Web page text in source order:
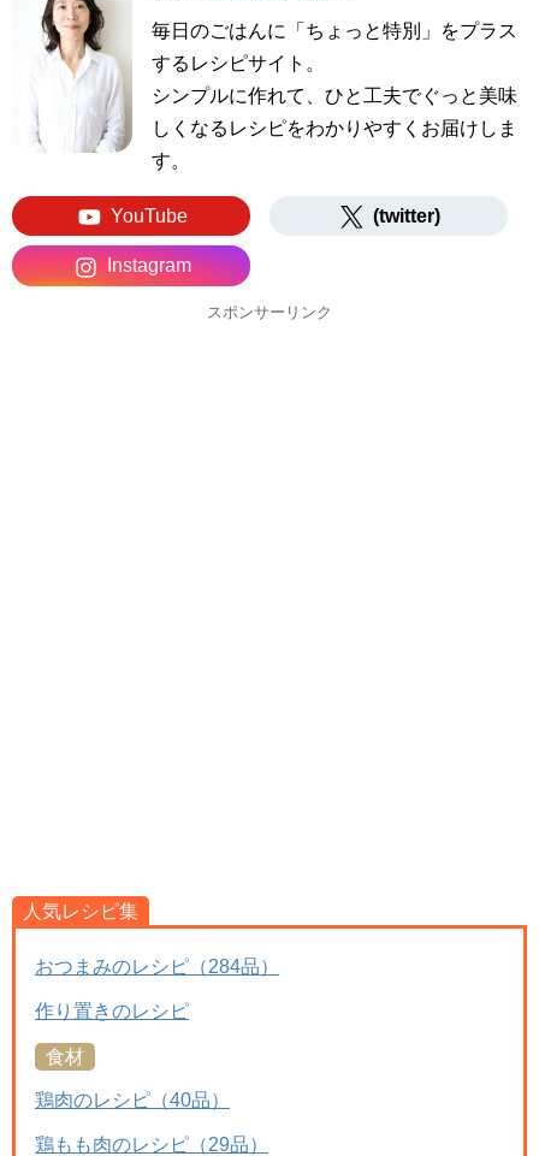
毎日のごはんに「ちょっと特別」をプラス
するレシピサイト。
シンプルに作れて、ひと工夫でぐっと美味
しくなるレシピをわかりやすくお届けしま
す。
YouTube (twitter)
Instagram
スポンサーリンク
人気レシピ集
おつまみのレシピ（284品）
作り置きのレシピ
食材
鶏肉のレシピ（40品）
鶏もも肉のレシピ（29品）